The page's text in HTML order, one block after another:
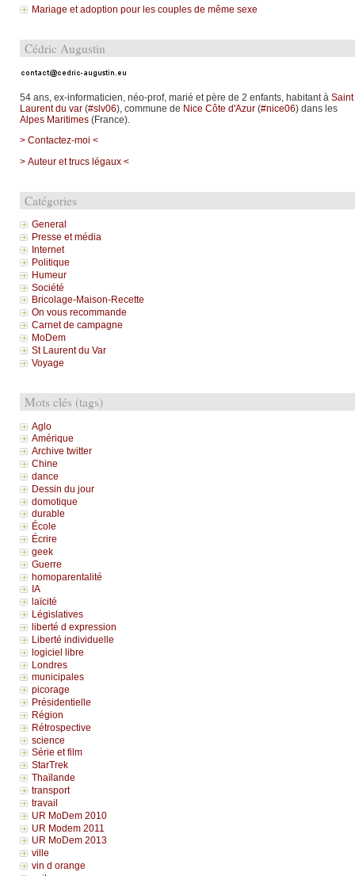
Mariage et adoption pour les couples de même sexe
Cédric Augustin
54 ans, ex-informaticien, néo-prof, marié et père de 2 enfants, habitant à Saint
Laurent du var(#slv06), commune de Nice Côte d'Azur(#nice06) dans les
Alpes Maritimes(France).
> Contactez-moi <
> Auteur et trucs légaux <
Catégories
General
Presse et média
Internet
Politique
Humeur
Société
Bricolage-Maison-Recette
On vous recommande
Carnet de campagne
MoDem
St Laurent du Var
Voyage
Mots clés (tags)
Aglo
Amérique
Archive twitter
Chine
dance
Dessin du jour
domotique
durable
École
Écrire
geek
Guerre
homoparentalité
IA
laïcité
Législatives
liberté d expression
Liberté individuelle
logiciel libre
Londres
municipales
picorage
Présidentielle
Région
Rétrospective
science
Série et film
StarTrek
Thaïlande
transport
travail
UR MoDem 2010
UR Modem 2011
UR MoDem 2013
ville
vin d orange